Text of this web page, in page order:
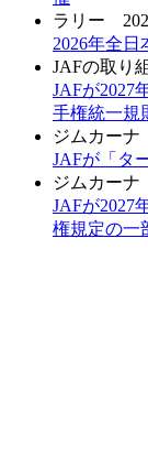
ラリー
2026年全
JAFの取り
JAFが2027
手権統一規
ジムカーナ
JAFが「タ
ジムカーナ
JAFが2027
権規定の一